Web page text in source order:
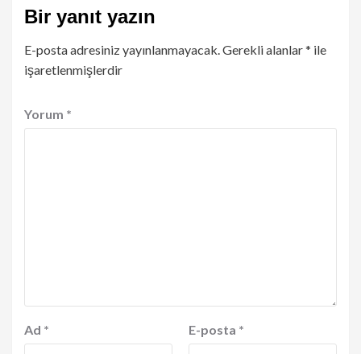
Bir yanıt yazın
E-posta adresiniz yayınlanmayacak.Gerekli alanlar* ile
işaretlenmişlerdir
Yorum *
Ad * E-posta *